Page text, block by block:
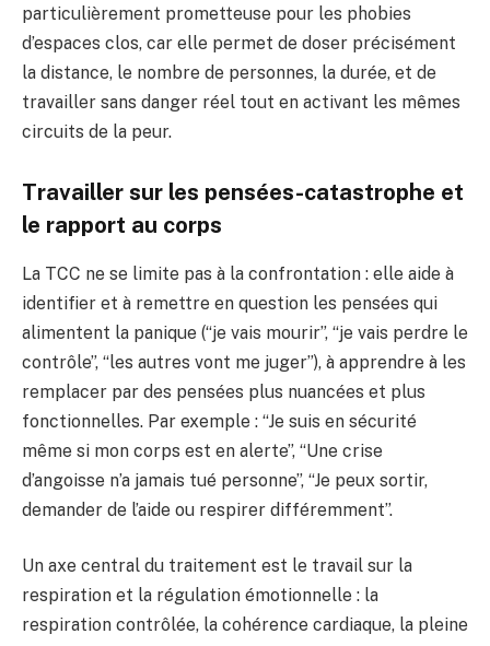
particulièrement prometteuse pour les phobies
d’espaces clos, car elle permet de doser précisément
la distance, le nombre de personnes, la durée, et de
travailler sans danger réel tout en activant les mêmes
circuits de la peur.
Travailler sur les pensées-catastrophe et
le rapport au corps
La TCC ne se limite pas à la confrontation : elle aide à
identifier et à remettre en question les pensées qui
alimentent la panique (“je vais mourir”, “je vais perdre le
contrôle”, “les autres vont me juger”), à apprendre à les
remplacer par des pensées plus nuancées et plus
fonctionnelles. Par exemple : “Je suis en sécurité
même si mon corps est en alerte”, “Une crise
d’angoisse n’a jamais tué personne”, “Je peux sortir,
demander de l’aide ou respirer différemment”.
Un axe central du traitement est le travail sur la
respiration et la régulation émotionnelle : la
respiration contrôlée, la cohérence cardiaque, la pleine